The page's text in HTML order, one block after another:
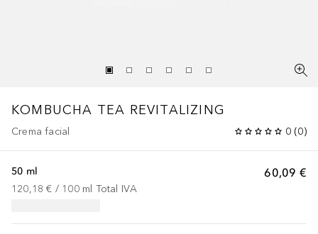
KOMBUCHA TEA REVITALIZING
Crema facial 0 (0)
60,09 €
50 ml
120,18 € / 100 ml Total IVA